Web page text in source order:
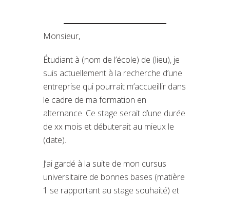
Monsieur,
Étudiant à (nom de l’école) de (lieu), je
suis actuellement à la recherche d’une
entreprise qui pourrait m’accueillir dans
le cadre de ma formation en
alternance. Ce stage serait d’une durée
de xx mois et débuterait au mieux le
(date).
J’ai gardé à la suite de mon cursus
universitaire de bonnes bases (matière
1 se rapportant au stage souhaité) et